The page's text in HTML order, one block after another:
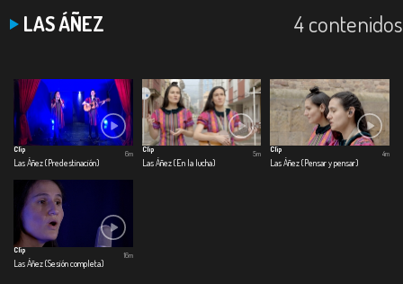
LAS ÁÑEZ 4 contenidos
Clip
Las Áñez (Predestinación)
6m
Clip
Las Áñez (En la lucha)
5m
Clip
Las Áñez (Pensar y pensar)
4m
Clip
Las Áñez (Sesión completa)
16m